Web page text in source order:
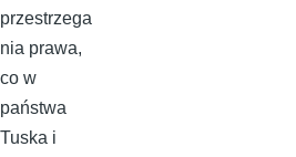
przestrzega
nia prawa,
co w
państwa
Tuska i